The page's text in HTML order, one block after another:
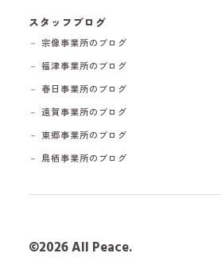
スタッフブログ
－ 宗像事業所のブログ
－ 福津事業所のブログ
－ 春日事業所のブログ
－ 遠賀事業所のブログ
－ 東郷事業所のブログ
－ 鳥栖事業所のブログ
©2026 All Peace.